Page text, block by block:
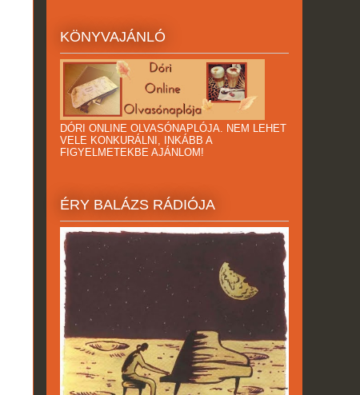
KÖNYVAJÁNLÓ
DÓRI ONLINE OLVASÓNAPLÓJA. NEM LEHET
VELE KONKURÁLNI, INKÁBB A
FIGYELMETEKBE AJÁNLOM!
ÉRY BALÁZS RÁDIÓJA